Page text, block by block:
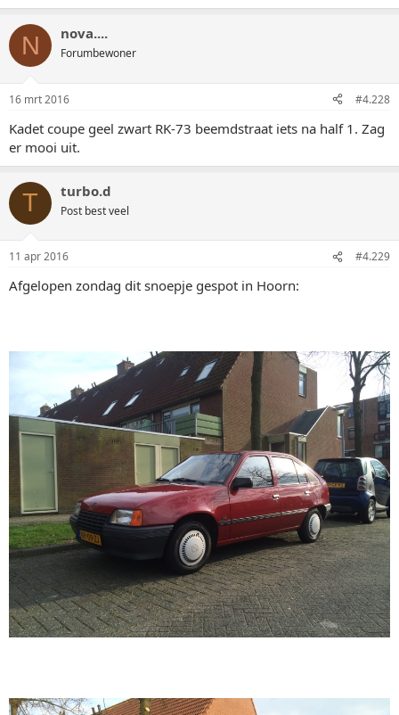
N nova....
Forumbewoner
16 mrt 2016 #4.228
Kadet coupe geel zwart RK-73 beemdstraat iets na half 1. Zag
er mooi uit.
T turbo.d
Post best veel
11 apr 2016 #4.229
Afgelopen zondag dit snoepje gespot in Hoorn: